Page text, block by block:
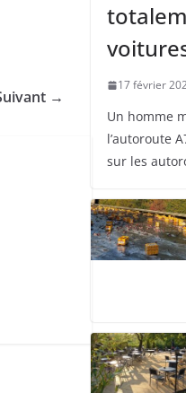
→
17 février
Un homme
l’autoroute
sur les